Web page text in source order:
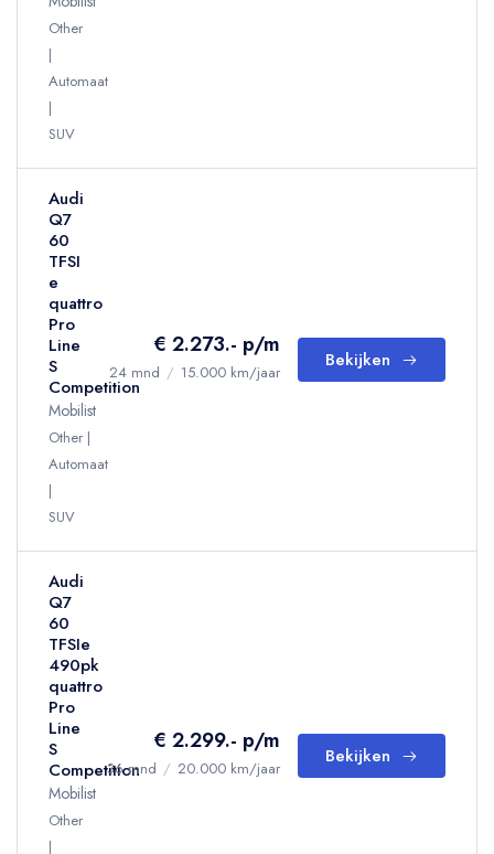
Other
Automaat
SUV
Audi
Q7
60
TFSI
e
quattro
Pro
Line
S
Competition
Mobilist
Other
Automaat
SUV
€ 2.273.- p/m
24 mnd / 15.000 km/jaar
Bekijken
Audi
Q7
60
TFSIe
490pk
quattro
Pro
Line
S
Competition
Mobilist
Other
€ 2.299.- p/m
36 mnd / 20.000 km/jaar
Bekijken